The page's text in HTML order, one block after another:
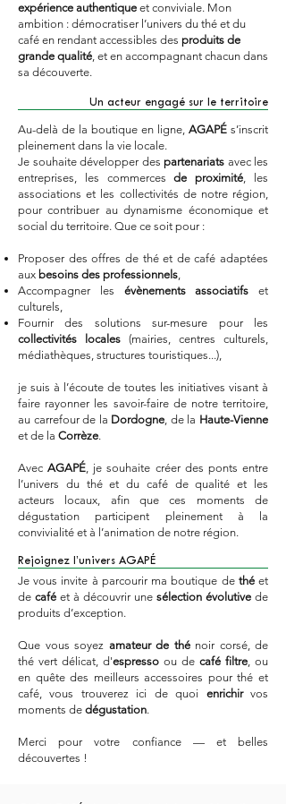
expérience authentique et conviviale. Mon
ambition : démocratiser l’univers du thé et du
café en rendant accessibles des produits de
grande qualité, et en accompagnant chacun dans
sa découverte.
Un acteur engagé sur le territoire
Au-delà de la boutique en ligne, AGAPÉ s’inscrit
pleinement dans la vie locale.
Je souhaite développer des partenariats avec les
entreprises, les commercesde proximité, les
associations et les collectivités de notre région,
pour contribuer au dynamisme économique et
social du territoire. Que ce soit pour :
Proposer des offres de thé et de café adaptées
aux besoins des professionnels,
Accompagner les évènements associatifs et
culturels,
Fournir des solutions sur-mesure pour les
collectivités locales (mairies, centres culturels,
médiathèques, structures touristiques...),
je suis à l’écoute de toutes les initiatives visant à
faire rayonner les savoir-faire de notre territoire,
au carrefour de la Dordogne, de la Haute-Vienne
et de la Corrèze.
AvecAGAPÉ, je souhaite créer des ponts entre
l’univers du thé et du café de qualité et les
acteurs locaux, afin que ces moments de
dégustation participent pleinement à la
convivialité et à l’animation de notre région.
Rejoignez l’univers AGAPÉ
Je vous invite à parcourir ma boutique de théet
de café et à découvrir une sélection évolutive de
produits d’exception.
Que vous soyez amateur de thénoir corsé, de
thé vert délicat, d'espresso ou de café filtre, ou
en quête des meilleurs accessoires pour thé et
café, vous trouverez ici de quoi enrichirvos
moments de dégustation.
Merci pour votre confiance — et belles
découvertes !